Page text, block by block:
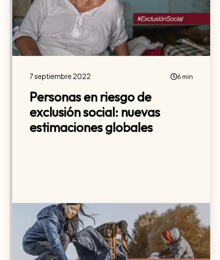
7 septiembre 2022 6 min
Personas en riesgo de
exclusión social: nuevas
estimaciones globales